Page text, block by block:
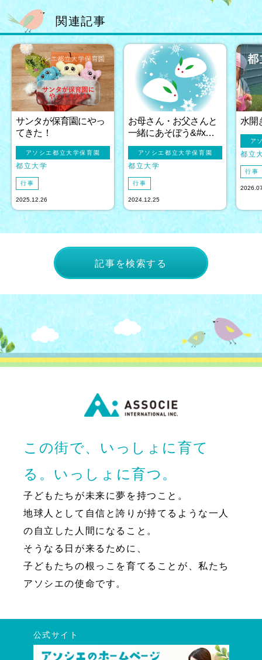
関連記事
サンタが保育園にやっ
てきた！
アソシエ都立大学保育園
都立大学
行事
2025.12.26
お母さん・お父さんと
一緒にあそぼう&#x…
アソシエ都立大学保育園
都立大学
行事
2024.12.25
水開
ア
都立
行事
記事を検索する
この街で、いっしょに育て
る。いっしょに育つ。
子どもたちが未来に夢を持つこと。
地球人として自信と誇りが持てるような一人
の自立した人間になること。
そうなる日が来るために、
子どもたちの根っこを育てることが、私たち
アソシエの使命です。
公式サイト